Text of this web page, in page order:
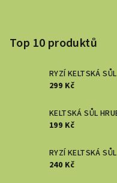
Top 10 produktů
RYZÍ KELTSKÁ
299 Kč
KELTSKÁ SŮL
199 Kč
RYZÍ KELTSKÁ
240 Kč